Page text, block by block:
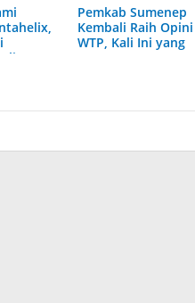
Pemkab Sumenep
Kembali Raih Opini
WTP, Kali Ini yang